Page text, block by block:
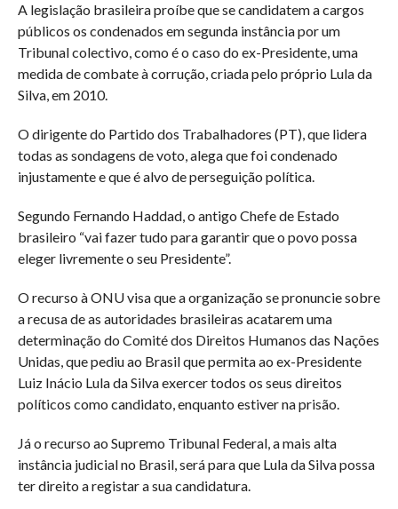
A legislação brasileira proíbe que se candidatem a cargos
públicos os condenados em segunda instância por um
Tribunal colectivo, como é o caso do ex-Presidente, uma
medida de combate à corrução, criada pelo próprio Lula da
Silva, em 2010.
O dirigente do Partido dos Trabalhadores (PT), que lidera
todas as sondagens de voto, alega que foi condenado
injustamente e que é alvo de perseguição política.
Segundo Fernando Haddad, o antigo Chefe de Estado
brasileiro “vai fazer tudo para garantir que o povo possa
eleger livremente o seu Presidente”.
O recurso à ONU visa que a organização se pronuncie sobre
a recusa de as autoridades brasileiras acatarem uma
determinação do Comité dos Direitos Humanos das Nações
Unidas, que pediu ao Brasil que permita ao ex-Presidente
Luiz Inácio Lula da Silva exercer todos os seus direitos
políticos como candidato, enquanto estiver na prisão.
Já o recurso ao Supremo Tribunal Federal, a mais alta
instância judicial no Brasil, será para que Lula da Silva possa
ter direito a registar a sua candidatura.